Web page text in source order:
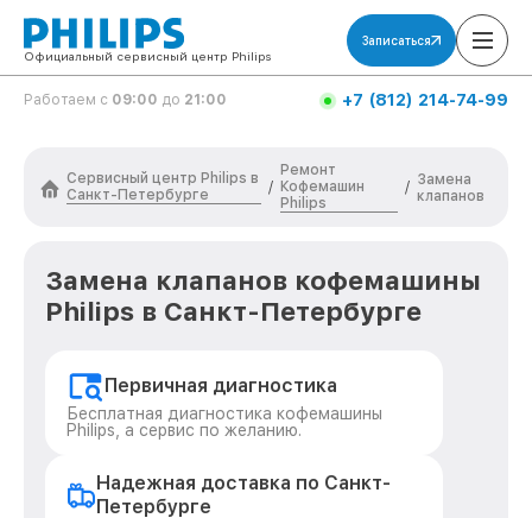
Официальный сервисный центр Philips
Записаться
Работаем с 09:00 до 21:00 +7 (812) 214-74-99
Сервисный центр Philips в
Санкт-Петербурге
/
Ремонт
Кофемашин
Philips
/ Замена
клапанов
Замена клапанов кофемашины
Philips в Санкт-Петербурге
Первичная диагностика
Бесплатная диагностика кофемашины
Philips, а сервис по желанию.
Надежная доставка по Санкт-
Петербурге